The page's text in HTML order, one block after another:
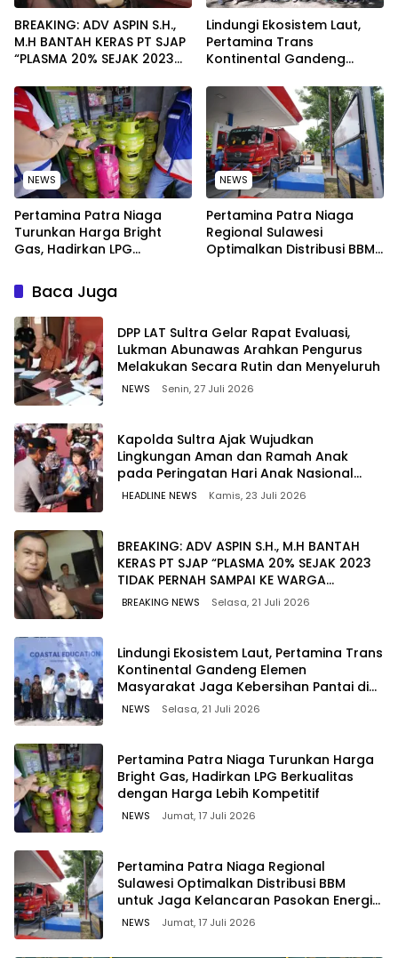
BREAKING: ADV ASPIN S.H.,
M.H BANTAH KERAS PT SJAP
“PLASMA 20% SEJAK 2023
WARGA WAWOONE!
Lindungi Ekosistem Laut,
Pertamina Trans
Kontinental Gandeng
Kebersihan Pantai di
Bitung, Sulawesi
NEWS
Pertamina Patra Niaga
Turunkan Harga Bright
Gas, Hadirkan LPG
Lebih Kompetitif
NEWS
Pertamina Patra Niaga
Regional Sulawesi
Optimalkan Distribusi BBM
Baca Juga
‎DPP LAT Sultra Gelar Rapat Evaluasi,
Lukman Abunawas Arahkan Pengurus
Melakukan Secara Rutin dan Menyeluruh
NEWS Senin, 27 Juli 2026
Kapolda Sultra Ajak Wujudkan
Lingkungan Aman dan Ramah Anak
pada Peringatan Hari Anak Nasional
2026
HEADLINE NEWS Kamis, 23 Juli 2026
BREAKING: ADV ASPIN S.H., M.H BANTAH
KERAS PT SJAP “PLASMA 20% SEJAK 2023
TIDAK PERNAH SAMPAI KE WARGA
WAWOONE!
BREAKING NEWS Selasa, 21 Juli 2026
Lindungi Ekosistem Laut, Pertamina Trans
Kontinental Gandeng Elemen
Masyarakat Jaga Kebersihan Pantai di
Bitung, Sulawesi
NEWS Selasa, 21 Juli 2026
Pertamina Patra Niaga Turunkan Harga
Bright Gas, Hadirkan LPG Berkualitas
dengan Harga Lebih Kompetitif
NEWS Jumat, 17 Juli 2026
Pertamina Patra Niaga Regional
Sulawesi Optimalkan Distribusi BBM
untuk Jaga Kelancaran Pasokan Energi
di Seluruh Wilayah Sulawesi
NEWS Jumat, 17 Juli 2026